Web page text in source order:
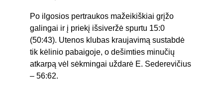
Po ilgosios pertraukos mažeikiškiai grįžo
galingai ir į priekį išsiveržė spurtu 15:0
(50:43). Utenos klubas kraujavimą sustabdė
tik kėlinio pabaigoje, o dešimties minučių
atkarpą vėl sėkmingai uždarė E. Sederevičius
– 56:62.